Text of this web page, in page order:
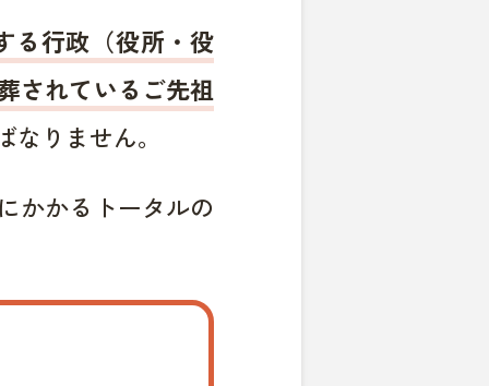
る行政（役所・役
されているご先祖
りません。
かかるトータルの